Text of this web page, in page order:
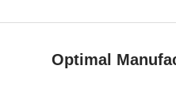
Optimal